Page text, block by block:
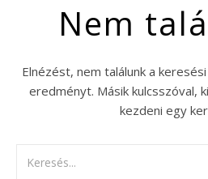
Nem
Elnézést, nem találunk a
eredményt. Másik kulcsszóval,
kezdeni egy